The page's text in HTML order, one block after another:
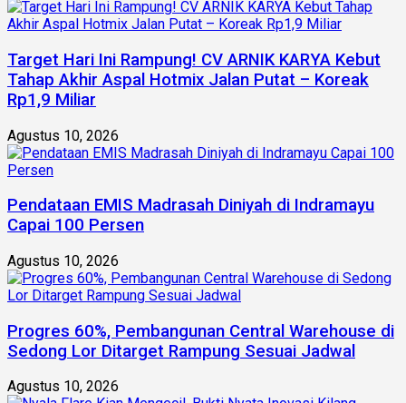
Target Hari Ini Rampung! CV ARNIK KARYA Kebut
Tahap Akhir Aspal Hotmix Jalan Putat – Koreak
Rp1,9 Miliar
Agustus 10, 2026
Pendataan EMIS Madrasah Diniyah di Indramayu
Capai 100 Persen
Agustus 10, 2026
Progres 60%, Pembangunan Central Warehouse di
Sedong Lor Ditarget Rampung Sesuai Jadwal
Agustus 10, 2026